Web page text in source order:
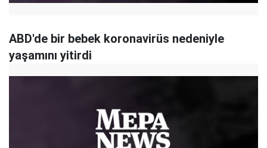
ABD'de bir bebek koronavirüs nedeniyle
yaşamını yitirdi